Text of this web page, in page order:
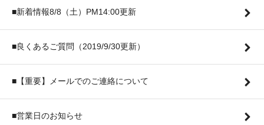
■新着情報8/8（土）PM14:00更新
■良くあるご質問（2019/9/30更新）
■【重要】メールでのご連絡について
■営業日のお知らせ